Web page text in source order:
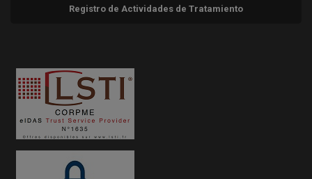
Registro de Actividades de Tratamiento